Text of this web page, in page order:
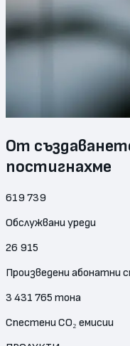
От
постигнахме
619 739
Обслужвани уреди
26 915
Произведени абонатни
3 431 765 тона
Спестени CO₂ емисии